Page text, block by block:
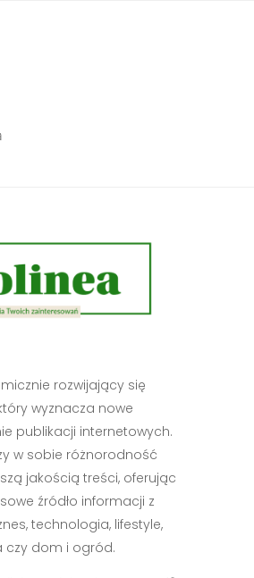
rozwijający się
wyznacza nowe
publikacji internetowych.
w sobie różnorodność
jakością treści, oferując
źródło informacji z
technologia, lifestyle,
czy dom i ogród.